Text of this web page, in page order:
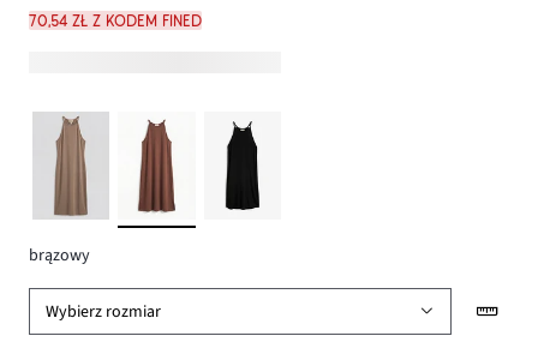
70,54 zł z kodem FINED
brązowy
Wybierz rozmiar